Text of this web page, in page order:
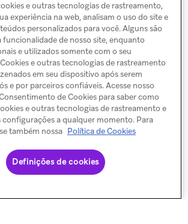
PRÓXIMO
Fontes
conectadas
All Rights Reserved Privacy Policy
e outras tecnologias de rastreamento,
experiência na web, analisam o uso do site e
personalizados para você. Alguns são
funcionalidade de nosso site, enquanto
e utilizados somente com o seu
e outras tecnologias de rastreamento
em seu dispositivo após serem
e por parceiros confiáveis. Acesse nosso
de Cookies para saber como
e outras tecnologias de rastreamento e
configurações a qualquer momento. Para
também nossa Política de Cookies
Definições de cookies